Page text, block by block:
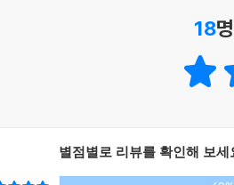
18
별점별로 리뷰를 확인해 보세